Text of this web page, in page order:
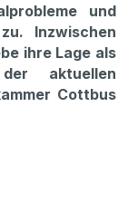
und
Inzwischen
ihre Lage als
aktuellen
Cottbus